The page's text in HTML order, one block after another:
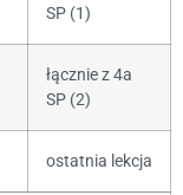
SP (1)
łącznie z 4a
SP (2)
ostatnia lekcja